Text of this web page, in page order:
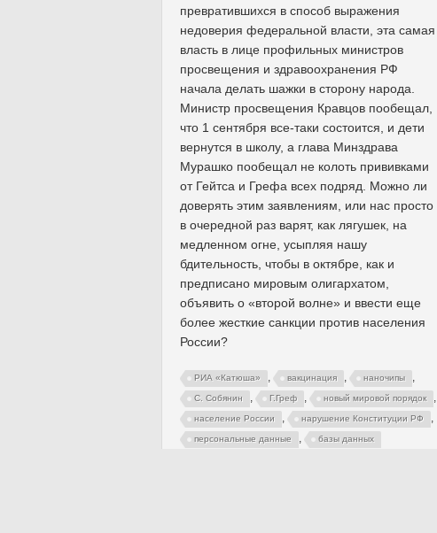
превратившихся в способ выражения
недоверия федеральной власти, эта самая
власть в лице профильных министров
просвещения и здравоохранения РФ
начала делать шажки в сторону народа.
Министр просвещения Кравцов пообещал,
что 1 сентября все-таки состоится, и дети
вернутся в школу, а глава Минздрава
Мурашко пообещал не колоть прививками
от Гейтса и Грефа всех подряд. Можно ли
доверять этим заявлениям, или нас просто
в очередной раз варят, как лягушек, на
медленном огне, усыпляя нашу
бдительность, чтобы в октябре, как и
предписано мировым олигархатом,
объявить о «второй волне» и ввести еще
более жесткие санкции против населения
России?
РИА «Катюша» , вакцинация , наночипы ,
С. Собянин , Г.Греф , новый мировой порядок ,
население России , нарушение Конституции РФ ,
персональные данные , базы данных